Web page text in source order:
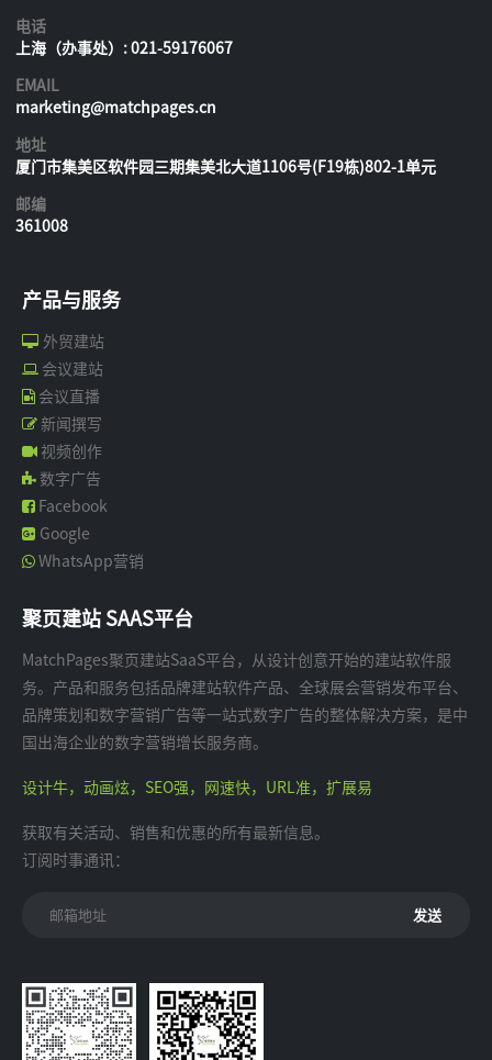
电话
上海（办事处）: 021-59176067
EMAIL
marketing@matchpages.cn
地址
厦门市集美区软件园三期集美北大道1106号(F19栋)802-1单元
邮编
361008
产品与服务
外贸建站
会议建站
会议直播
新闻撰写
视频创作
数字广告
Facebook
Google
WhatsApp营销
聚页建站 SAAS平台
MatchPages聚页建站SaaS平台，从设计创意开始的建站软件服
务。产品和服务包括品牌建站软件产品、全球展会营销发布平台、
品牌策划和数字营销广告等一站式数字广告的整体解决方案，是中
国出海企业的数字营销增长服务商。
设计牛，动画炫，SEO强，网速快，URL准，扩展易
获取有关活动、销售和优惠的所有最新信息。
订阅时事通讯：
发送